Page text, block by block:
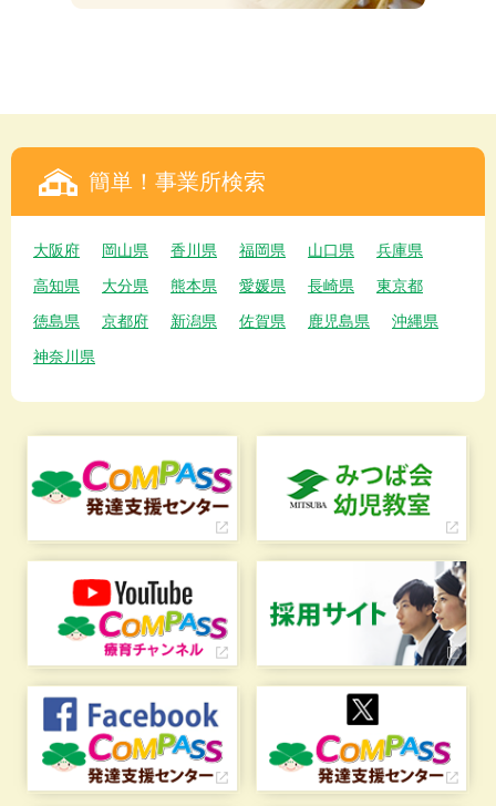
簡単！事業所検索
大阪府 岡山県 香川県 福岡県 山口県
兵庫県
高知県
大分県 熊本県 愛媛県 長崎県
東京都
徳島県
京都府 新潟県 佐賀県 鹿児島県
沖縄県
神奈川県